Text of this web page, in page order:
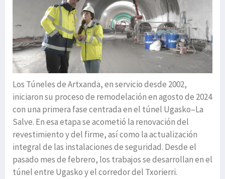
Los Túneles de Artxanda, en servicio desde 2002,
iniciaron su proceso de remodelación en agosto de 2024
con una primera fase centrada en el túnel Ugasko–La
Salve. En esa etapa se acometió la renovación del
revestimiento y del firme, así como la actualización
integral de las instalaciones de seguridad. Desde el
pasado mes de febrero, los trabajos se desarrollan en el
túnel entre Ugasko y el corredor del Txorierri.